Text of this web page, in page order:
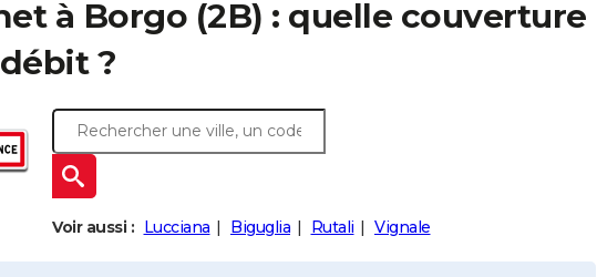
à Borgo (2B) : quelle couverture
?
Voir aussi : Lucciana Biguglia Rutali Vignale